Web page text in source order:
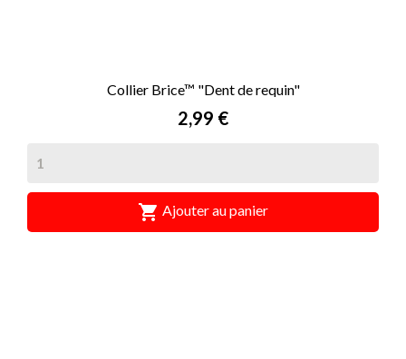
Collier Brice™ "Dent de requin"
Prix
2,99 €
 Ajouter au panier